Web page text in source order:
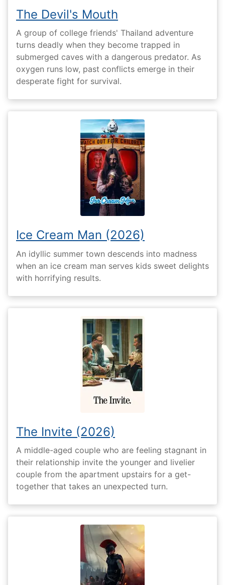
The Devil's Mouth
A group of college friends' Thailand adventure
turns deadly when they become trapped in
submerged caves with a dangerous predator. As
oxygen runs low, past conflicts emerge in their
desperate fight for survival.
Ice Cream Man (2026)
An idyllic summer town descends into madness
when an ice cream man serves kids sweet delights
with horrifying results.
The Invite (2026)
A middle-aged couple who are feeling stagnant in
their relationship invite the younger and livelier
couple from the apartment upstairs for a get-
together that takes an unexpected turn.